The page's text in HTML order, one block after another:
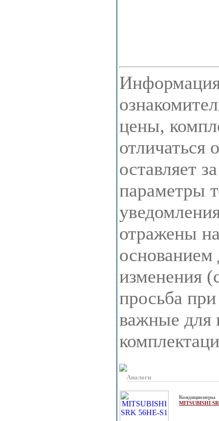
Информация
цены,
отличаться
оставляет
параметры
отражены
основанием
изменения
просьба
важные для
Аналоги
Кондиционеры
MITSUBISHI